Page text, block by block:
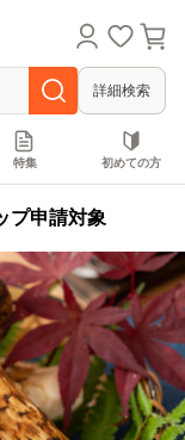
詳細検索
特集 初めての方
プ申請対象